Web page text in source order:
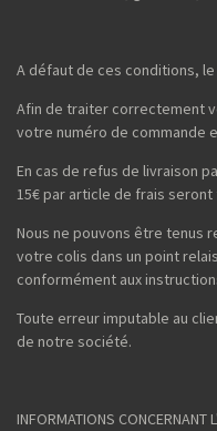
A défaut de ces conditions,
Afin de traiter correctement
votre numéro de commande
En cas de refus de livraison
15€ par article de frais seront
Nous ne pouvons être tenus
votre colis dans un point
conformément aux
Toute erreur imputable au
de notre société.
INFORMATIONS CONCERNANT